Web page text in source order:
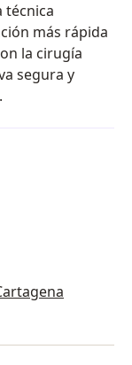
técnica
más rápida
la cirugía
segura y